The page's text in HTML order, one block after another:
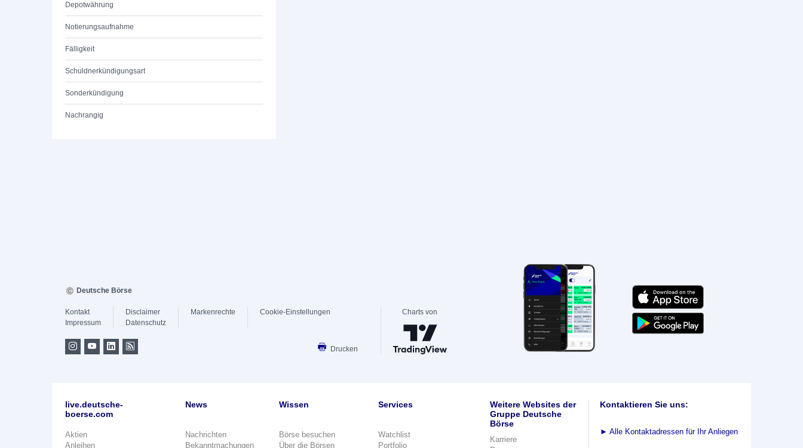
Depotwährung
Notierungsaufnahme
Fälligkeit
Schuldnerkündigungsart
Sonderkündigung
Nachrangig
Deutsche Börse
Kontakt
Impressum
Disclaimer
Datenschutz
Markenrechte Cookie-Einstellungen
Drucken
Charts von
live.deutsche-
boerse.com
Aktien
Anleihen
News
Nachrichten
Bekanntmachungen
Wissen
Börse besuchen
Über die Börsen
Services
Watchlist
Portfolio
Weitere Websites der
Gruppe Deutsche
Börse
Karriere
Kontaktieren Sie uns:
► Alle Kontaktadressen für Ihr Anliegen